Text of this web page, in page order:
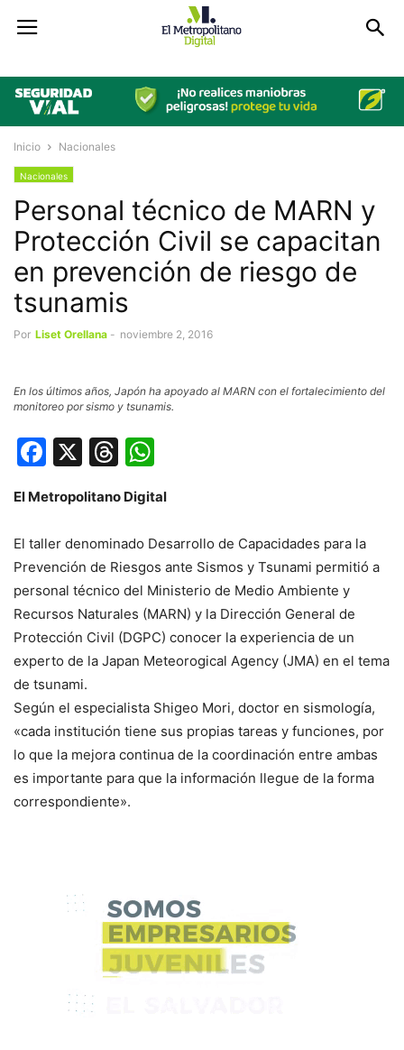
Inicio Nacionales
Nacionales
Personal técnico de MARN y
Protección Civil se capacitan
en prevención de riesgo de
tsunamis
Por Liset Orellana - noviembre 2, 2016
En los últimos años, Japón ha apoyado al MARN con el fortalecimiento del
monitoreo por sismo y tsunamis.
Facebook
X Threads
El Metropolitano Digital
El taller denominado Desarrollo de Capacidades para la
Prevención de Riesgos ante Sismos y Tsunami permitió a
personal técnico del Ministerio de Medio Ambiente y
Recursos Naturales (MARN) y la Dirección General de
Protección Civil (DGPC) conocer la experiencia de un
experto de la Japan Meteorogical Agency (JMA) en el tema
de tsunami.
Según el especialista Shigeo Mori, doctor en sismología,
«cada institución tiene sus propias tareas y funciones, por
lo que la mejora continua de la coordinación entre ambas
es importante para que la información llegue de la forma
correspondiente».